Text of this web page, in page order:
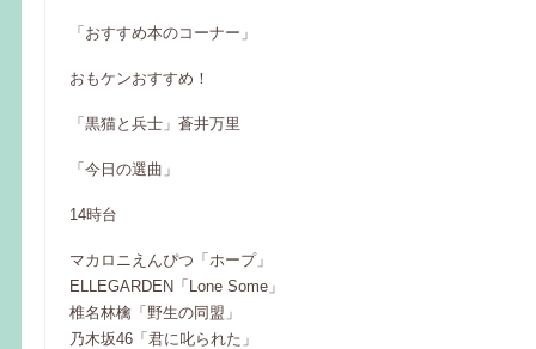
「おすすめ本のコーナー」
おもケンおすすめ！
「黒猫と兵士」蒼井万里
「今日の選曲」
14時台
マカロニえんぴつ「ホープ」
ELLEGARDEN「Lone Some」
椎名林檎「野生の同盟」
乃木坂46「君に叱られた」